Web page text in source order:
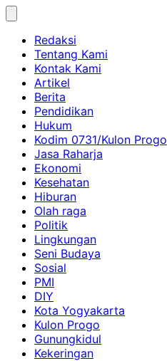
Skip
contentRedaksi
Tentang Kami
Kontak Kami
Artikel
Berita
Pendidikan
Hukum
Kodim 0731/Kulon Progo
Jasa Raharja
Ekonomi
Kesehatan
Hiburan
Olah raga
Politik
Lingkungan
Seni Budaya
Sosial
PMI
DIY
Kota Yogyakarta
Kulon Progo
Gunungkidul
Kekeringan